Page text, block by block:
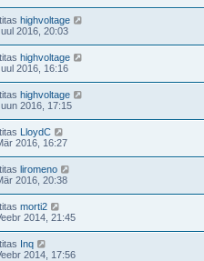
highvoltage
2016, 20:03
highvoltage
2016, 16:16
highvoltage
2016, 17:15
LloydC
2016, 16:27
liromeno
2016, 20:38
morti2
2014, 21:45
Inq
2014, 17:56